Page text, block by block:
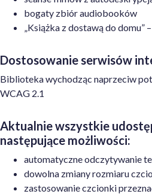
bogaty zbiór audiobooków
„Książka z dostawą do
Dostosowanie serwisów
Biblioteka wychodząc naprzeciw
WCAG 2.1
Aktualnie wszystkie
następujące możliwości:
automatyczneodczytywanie
dowolna zmiany rozmiaru
zastosowanie czcionki